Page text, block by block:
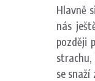
Hlavně
nás
později
se